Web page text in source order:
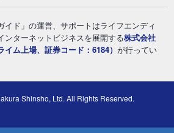
イド」の運営、サポートはライフエンディ
ンターネットビジネスを展開する株式会社
ム上場、証券コード：6184） が行ってい
Shinsho, Ltd. All Rights Reserved.